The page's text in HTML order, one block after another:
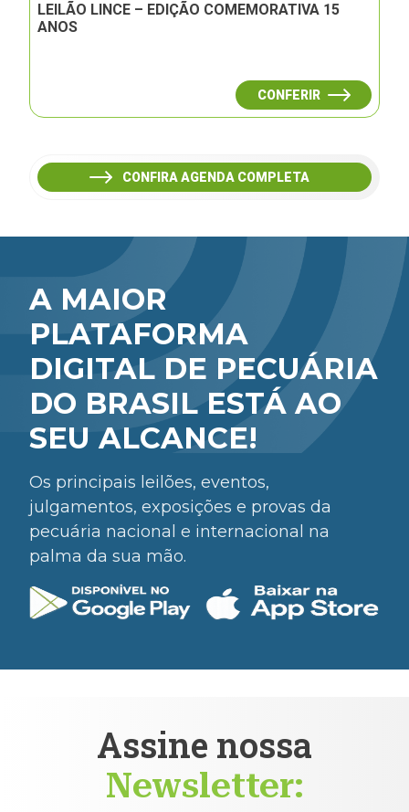
LEILÃO LINCE – EDIÇÃO COMEMORATIVA 15
ANOS
CONFERIR
CONFIRA AGENDA COMPLETA
A MAIOR
PLATAFORMA
DIGITAL DE PECUÁRIA
DO BRASIL ESTÁ AO
SEU ALCANCE!
Os principais leilões, eventos,
julgamentos, exposições e provas da
pecuária nacional e internacional na
palma da sua mão.
Assine nossa
Newsletter: